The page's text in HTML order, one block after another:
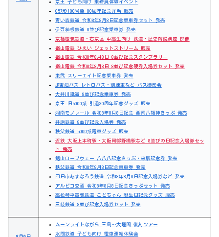
京王 子ども向け 乗務員体験イベント
C57形180号機 80周年記念弁当 販売
青い森鉄道 令和8年8月8日記念乗車券セット 発売
伊豆箱根鉄道 8並び記念乗車券 発売
京福電気鉄道・右京区 中高生向け 鉄道・歴史解説講座 開催
叡山電鉄 ひえい ジェットストリーム 販売
叡山電鉄 令和8年8月8日 8並び記念スタンプラリー
叡山電鉄 令和8年8月8日 8並び記念硬券入場券セット 発売
東武 スリーエイト記念乗車券 発売
JR東海バス レトロバス・訓練車など バス撮影会
大井川鐵道 8並び記念乗車券 発売
京王 旧5000系 引退30周年記念グッズ 販売
湘南モノレール 令和8年8月8日記念 湘南八福神きっぷ 発売
井原鉄道 8並び記念入場券 発売
秩父鉄道 5000系電車グッズ 販売
近鉄 大阪上本町駅・大阪阿部野橋駅など 8並びの日記念入場券セッ
ト 発売
鋸山ロープウェー 八八八記念きっぷ・来駅記念券 発売
秩父鉄道 令和8年8月8日記念乗車券 発売
四日市あすなろう鉄道 令和8年8月8日記念入場券など 発売
アルピコ交通 令和8年8月8日記念きっぷセット 発売
高松琴平電気鉄道 ことちゃん 誕生日記念グッズ 販売
三岐鉄道 8並び記念入場券セット 発売
ムーンライトながら 三島～大垣間 復刻ツアー
水間鉄道 子ども向け 電車運転体験会